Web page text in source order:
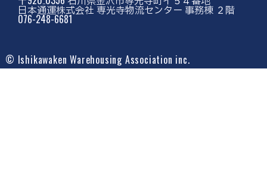
日本通運株式会社 専光寺物流センター 事務棟 ２階
076-248-6681
© Ishikawaken Warehousing Association inc.